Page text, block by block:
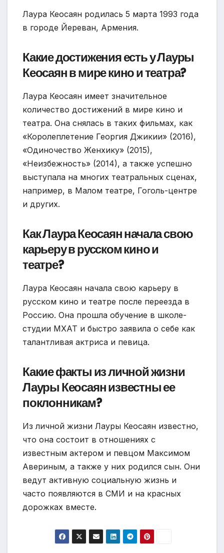
Лаура Кеосаян родилась 5 марта 1993 года
в городе Йереван, Армения.
Какие достижения есть у Лауры
Кеосаян в мире кино и театра?
Лаура Кеосаян имеет значительное
количество достижений в мире кино и
театра. Она снялась в таких фильмах, как
«Королеплетение Георгия Джикии» (2016),
«Одиночество Женхику» (2015),
«Неизбежность» (2014), а также успешно
выступала на многих театральных сценах,
например, в Малом театре, Гоголь-центре
и других.
Как Лаура Кеосаян начала свою
карьеру в русском кино и
театре?
Лаура Кеосаян начала свою карьеру в
русском кино и театре после переезда в
Россию. Она прошла обучение в школе-
студии МХАТ и быстро заявила о себе как
талантливая актриса и певица.
Какие факты из личной жизни
Лауры Кеосаян известны ее
поклонникам?
Из личной жизни Лауры Кеосаян известно,
что она состоит в отношениях с
известным актером и певцом Максимом
Авериным, а также у них родился сын. Они
ведут активную социальную жизнь и
часто появляются в СМИ и на красных
дорожках вместе.